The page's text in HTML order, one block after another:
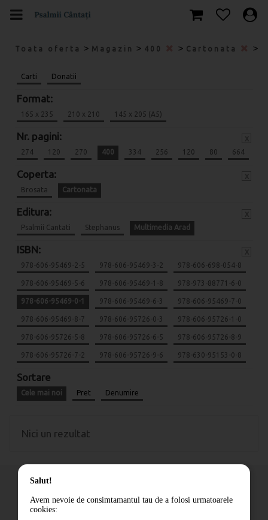
Toata oferta > Magazin > 400 > Cartonata >
Carti Donatii
Format:
165 x 235 210 x 210 145 x 205 (A5)
Nr. pagini:
274 120 270 400 334 256 120 80 664
Coperta:
Brosata Cartonata
Editura:
Psalmii Cantati Stephanus Multimedia Arad
ISBN:
978-606-95469-2-5 978-606-95469-3-2 978-606-698-054-8
978-606-95469-5-6 978-606-95469-1-8 978-973-88771-6-0
978-606-95469-0-1 978-606-95469-6-3 978-606-95469-7-0
978-606-95469-8-7 978-606-95726-0-3 978-606-95726-1-0
978-606-95726-5-8 978-606-95726-6-5 978-606-95726-8-9
978-606-95726-7-2 978-606-95726-9-6 978-630-95153-0-8
Sortare
Cele mai noi Pret Denumire
Nici un rezultat
Cum comand
Salut!
Avem nevoie de consimtamantul tau de a folosi urmatoarele
cookies: